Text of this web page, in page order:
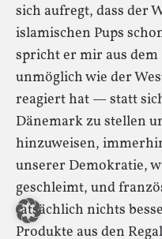
sich aufregt, dass der
islamischen Pups
spricht er mir aus
unmöglich wie der
reagiert hat — statt
Dänemark zu stellen
hinzuweisen,
unserer Demokratie,
geschleimt, und
tatsächlich nichts
Produkte aus den